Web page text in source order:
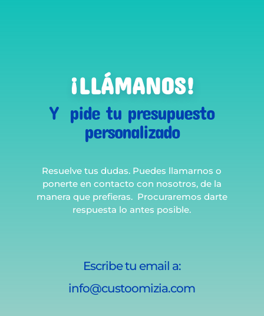
¡LLÁMANOS!
Y pide tu presupuesto
personalizado
Resuelve tus dudas. Puedes llamarnos o
ponerte en contacto con nosotros, de la
manera que prefieras. Procuraremos darte
respuesta lo antes posible.
Escribe tu email a:
info@custoomizia.com